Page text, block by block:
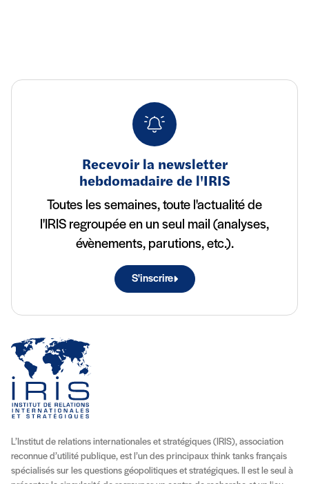
Recevoir la newsletter
hebdomadaire de l'IRIS
Toutes les semaines, toute l'actualité de
l'IRIS regroupée en un seul mail (analyses,
évènements, parutions, etc.).
S'inscrire
L’Institut de relations internationales et stratégiques (IRIS), association
reconnue d’utilité publique, est l’un des principaux think tanks français
spécialisés sur les questions géopolitiques et stratégiques. Il est le seul à